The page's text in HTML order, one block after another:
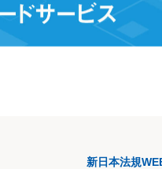
新日本法規